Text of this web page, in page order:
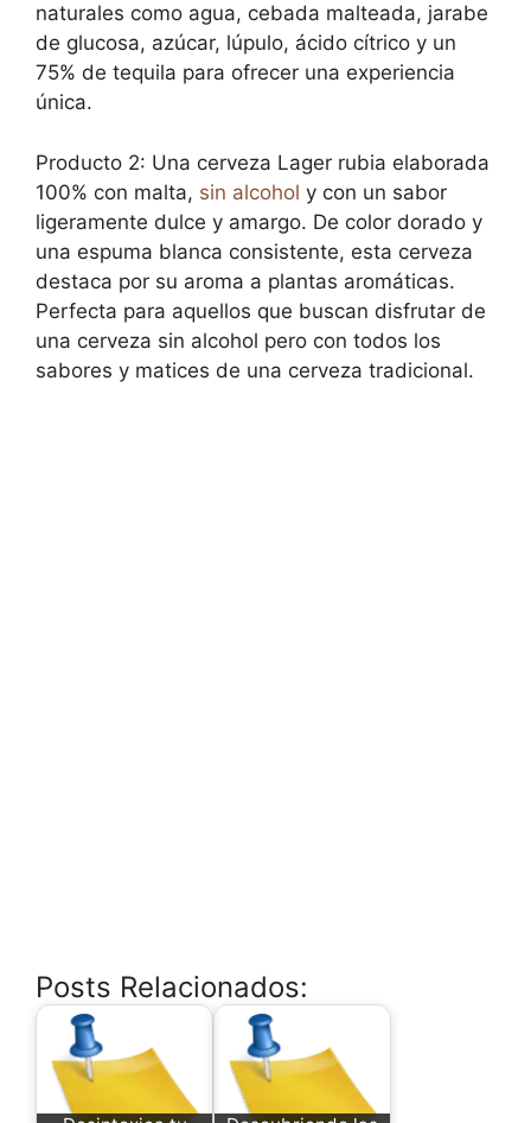
naturales como agua, cebada malteada, jarabe
de glucosa, azúcar, lúpulo, ácido cítrico y un
75% de tequila para ofrecer una experiencia
única.
Producto 2: Una cerveza Lager rubia elaborada
100% con malta, sin alcohol y con un sabor
ligeramente dulce y amargo. De color dorado y
una espuma blanca consistente, esta cerveza
destaca por su aroma a plantas aromáticas.
Perfecta para aquellos que buscan disfrutar de
una cerveza sin alcohol pero con todos los
sabores y matices de una cerveza tradicional.
Posts Relacionados: